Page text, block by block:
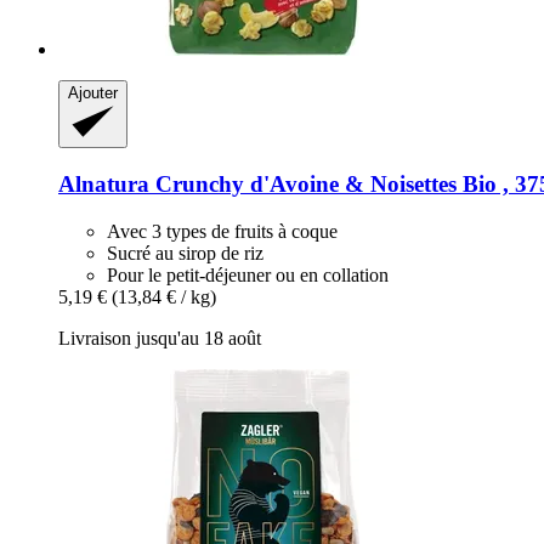
Ajouter
Alnatura Crunchy d'Avoine & Noisettes Bio ,
Avec 3 types de fruits à coque
Sucré au sirop de riz
Pour le petit-déjeuner ou en collation
5,19 € (13,84 € / kg)
Livraison jusqu'au 18 août